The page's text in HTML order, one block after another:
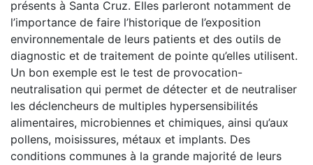
présents à Santa Cruz. Elles parleront notamment de
l’importance de faire l’historique de l’exposition
environnementale de leurs patients et des outils de
diagnostic et de traitement de pointe qu’elles utilisent.
Un bon exemple est le test de provocation-
neutralisation qui permet de détecter et de neutraliser
les déclencheurs de multiples hypersensibilités
alimentaires, microbiennes et chimiques, ainsi qu’aux
pollens, moisissures, métaux et implants. Des
conditions communes à la grande majorité de leurs